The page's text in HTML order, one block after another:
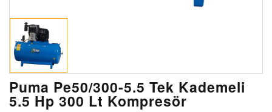
Puma Pe50/300-5.5 Tek Kademeli
5.5 Hp 300 Lt Kompresör